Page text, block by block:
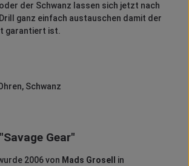
der Schwanz lassen sich jetzt nach
ganz einfach austauschen damit der
garantiert ist.
Schwanz
Gear"
2006 von Mads Grosell
in